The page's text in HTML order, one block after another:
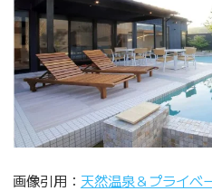
画像引用： 天然温泉＆プライベ